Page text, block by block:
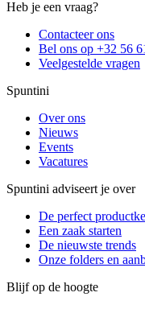
Heb je een vraag?
Contacteer ons
Bel ons op +32 56
Veelgestelde vragen
Spuntini
Over ons
Nieuws
Events
Vacatures
Spuntini adviseert je over
De perfect
Een zaak starten
De nieuwste trends
Onze folders en
Blijf op de hoogte